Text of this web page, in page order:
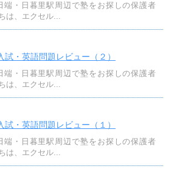
端・日暮里駅周辺で塾をお探しの保護者
は、エクセル...
・英語問題レビュー（２）
端・日暮里駅周辺で塾をお探しの保護者
は、エクセル...
・英語問題レビュー（１）
端・日暮里駅周辺で塾をお探しの保護者
は、エクセル...